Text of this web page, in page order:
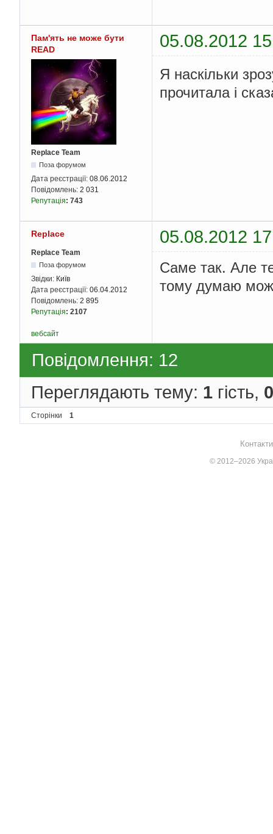
Пам'ять не може бути
READ
05.08.2012
Replace Team
Поза форумом
Дата реєстрації: 08.06.2012
Повідомлень: 2 031
Репутація: 743
Я наскільки
прочитала і
Replace 05.08.2012
Replace Team
Поза форумом
Звідки: Київ
Дата реєстрації: 06.04.2012
Повідомлень: 2 895
Репутація: 2107
Саме так. Але
тому думаю
вебсайт
Повідомлення: 12
Переглядають тему: 1 гість, 0
Сторінки 1
© 2012–2026